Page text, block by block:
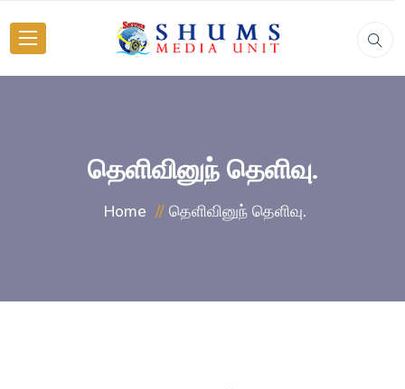
தெளிவினுந் தெளிவு.
Home தெளிவினுந் தெளிவு.